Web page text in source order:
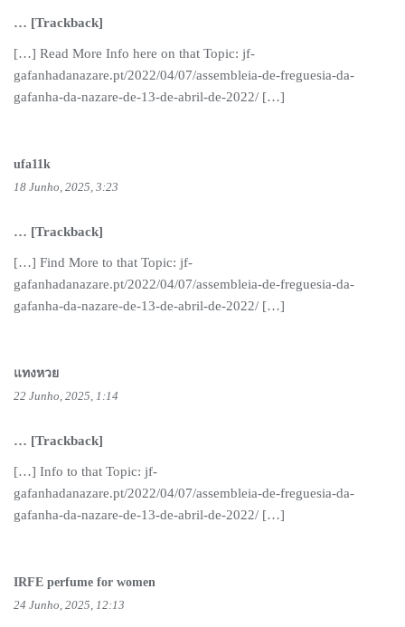
… [Trackback]
[…] Read More Info here on that Topic: jf-
gafanhadanazare.pt/2022/04/07/assembleia-de-freguesia-da-
gafanha-da-nazare-de-13-de-abril-de-2022/ […]
ufa11k
18 Junho, 2025, 3:23
… [Trackback]
[…] Find More to that Topic: jf-
gafanhadanazare.pt/2022/04/07/assembleia-de-freguesia-da-
gafanha-da-nazare-de-13-de-abril-de-2022/ […]
แทงหวย
22 Junho, 2025, 1:14
… [Trackback]
[…] Info to that Topic: jf-
gafanhadanazare.pt/2022/04/07/assembleia-de-freguesia-da-
gafanha-da-nazare-de-13-de-abril-de-2022/ […]
IRFE perfume for women
24 Junho, 2025, 12:13